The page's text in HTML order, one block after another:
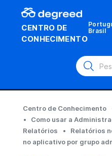
CENTRO DE
CONHECIMENTO
Brasil
Centro de Conhecimento
Como usar a
Relatórios
Relatórios
no aplicativo por grupo